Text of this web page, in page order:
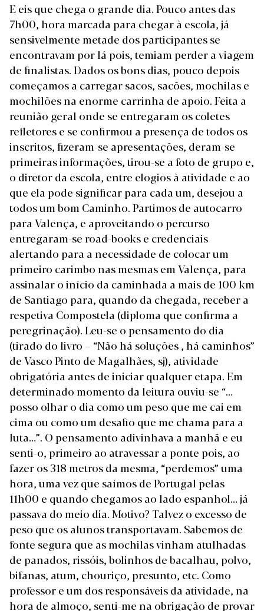
E eis que chega o grande dia. Pouco antes das
7h00, hora marcada para chegar à escola, já
sensivelmente metade dos participantes se
encontravam por lá pois, temiam perder a viagem
de finalistas. Dados os bons dias, pouco depois
começamos a carregar sacos, sacões, mochilas e
mochilões na enorme carrinha de apoio. Feita a
reunião geral onde se entregaram os coletes
refletores e se confirmou a presença de todos os
inscritos, fizeram-se apresentações, deram-se
primeiras informações, tirou-se a foto de grupo e,
o diretor da escola, entre elogios à atividade e ao
que ela pode significar para cada um, desejou a
todos um bom Caminho. Partimos de autocarro
para Valença, e aproveitando o percurso
entregaram-se road-books e credenciais
alertando para a necessidade de colocar um
primeiro carimbo nas mesmas em Valença, para
assinalar o início da caminhada a mais de 100 km
de Santiago para, quando da chegada, receber a
respetiva Compostela (diploma que confirma a
peregrinação). Leu-se o pensamento do dia
(tirado do livro – “Não há soluções , há caminhos”
de Vasco Pinto de Magalhães, sj), atividade
obrigatória antes de iniciar qualquer etapa. Em
determinado momento da leitura ouviu-se “…
posso olhar o dia como um peso que me cai em
cima ou como um desafio que me chama para a
luta…”. O pensamento adivinhava a manhã e eu
senti-o, primeiro ao atravessar a ponte pois, ao
fazer os 318 metros da mesma, “perdemos” uma
hora, uma vez que saímos de Portugal pelas
11h00 e quando chegamos ao lado espanhol… já
passava do meio dia. Motivo? Talvez o excesso de
peso que os alunos transportavam. Sabemos de
fonte segura que as mochilas vinham atulhadas
de panados, rissóis, bolinhos de bacalhau, polvo,
bifanas, atum, chouriço, presunto, etc. Como
professor e um dos responsáveis da atividade, na
hora de almoço, senti-me na obrigação de provar